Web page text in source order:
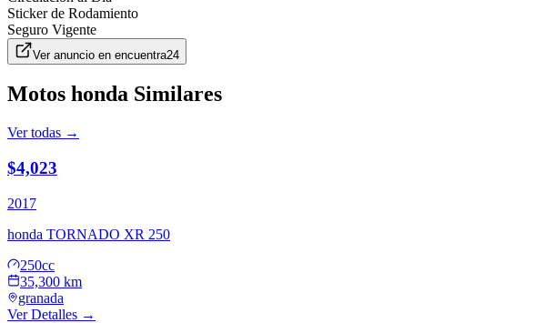
Sticker de Rodamiento
Seguro Vigente
Ver anuncio en encuentra24
Motos honda Similares
Ver todas →
$4,023
2017
honda TORNADO XR 250
250cc
35,300 km
granada
Ver Detalles →